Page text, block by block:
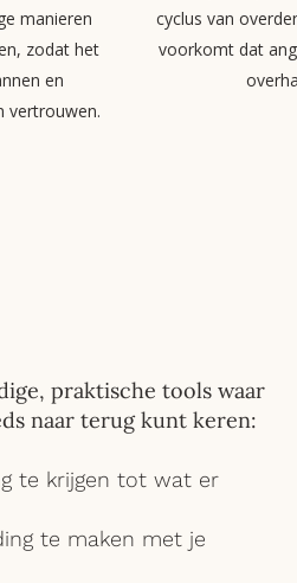
manieren
zodat het
en
vertrouwen.
cyclus van
voorkomt dat
praktische tools waar
naar terug kunt keren:​
te krijgen tot wat er
te maken met je